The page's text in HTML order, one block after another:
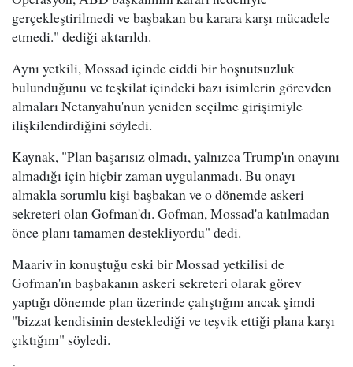
gerçekleştirilmedi ve başbakan bu karara karşı mücadele
etmedi." dediği aktarıldı.
Aynı yetkili, Mossad içinde ciddi bir hoşnutsuzluk
bulunduğunu ve teşkilat içindeki bazı isimlerin görevden
almaları Netanyahu'nun yeniden seçilme girişimiyle
ilişkilendirdiğini söyledi.
Kaynak, "Plan başarısız olmadı, yalnızca Trump'ın onayını
almadığı için hiçbir zaman uygulanmadı. Bu onayı
almakla sorumlu kişi başbakan ve o dönemde askeri
sekreteri olan Gofman'dı. Gofman, Mossad'a katılmadan
önce planı tamamen destekliyordu" dedi.
Maariv'in konuştuğu eski bir Mossad yetkilisi de
Gofman'ın başbakanın askeri sekreteri olarak görev
yaptığı dönemde plan üzerinde çalıştığını ancak şimdi
"bizzat kendisinin desteklediği ve teşvik ettiği plana karşı
çıktığını" söyledi.